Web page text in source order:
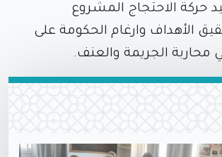
حركة الاحتجاج المشروع
الأهداف وارغام الحكومة على
محاربة الجريمة والعنف.